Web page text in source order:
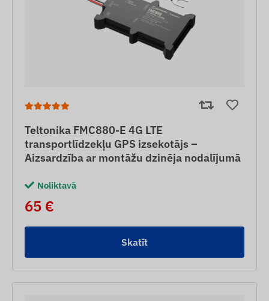
Teltonika FMC880-E 4G LTE
transportlīdzekļu GPS izsekotājs –
Aizsardzība ar montāžu dzinēja nodalījumā
Noliktavā
65 €
Skatīt